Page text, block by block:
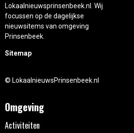
Lokaalnieuwsprinsenbeek.nl. Wij
focussen op de dagelijkse
nieuwsitems van omgeving
Prinsenbeek.
Sitemap
© LokaalnieuwsPrinsenbeek.nl
Omgeving
Activiteiten